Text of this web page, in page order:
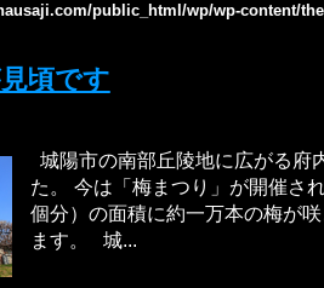
public_html/wp/wp-content/
頃です
城陽市の南部丘陵地に広がる府
た。 今は「梅まつり」が開催さ
個分）の面積に約一万本の梅が
ます。 城...